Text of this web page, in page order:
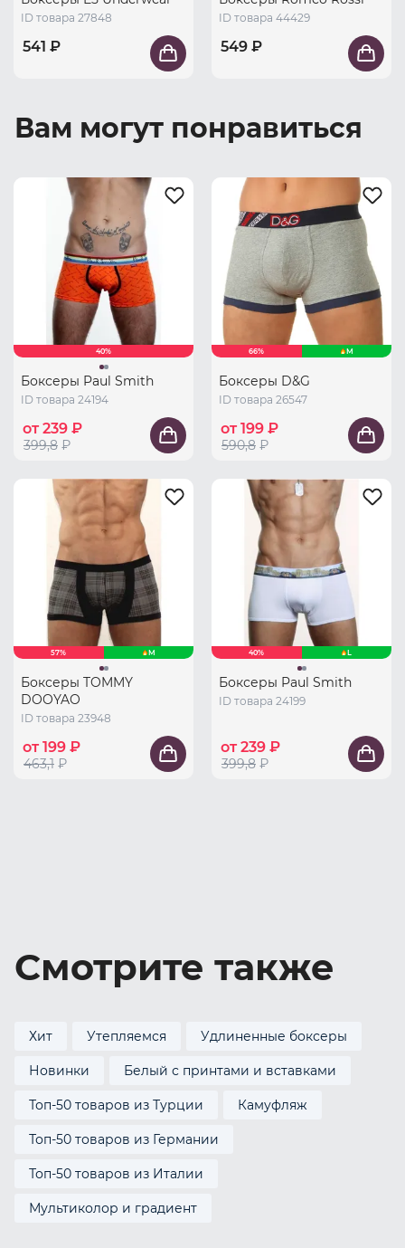
ID товара 27848
541 ₽
ID товара 44429
549 ₽
Вам могут понравиться
40%
Боксеры Paul Smith
ID товара 24194
от 239 ₽
399,8 ₽
66% M
Боксеры D&G
ID товара 26547
от 199 ₽
590,8 ₽
57% M
Боксеры TOMMY
DOOYAO
ID товара 23948
от 199 ₽
463,1 ₽
40% L
Боксеры Paul Smith
ID товара 24199
от 239 ₽
399,8 ₽
Смотрите также
Хит Утепляемся Удлиненные боксеры
Новинки Белый с принтами и вставками
Топ-50 товаров из Турции Камуфляж
Топ-50 товаров из Германии
Топ-50 товаров из Италии
Мультиколор и градиент